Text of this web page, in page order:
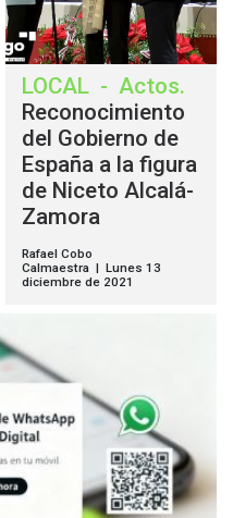
LOCAL - Actos.
Reconocimiento
del Gobierno de
España a la figura
de Niceto Alcalá-
Zamora
Rafael Cobo
Calmaestra | Lunes 13
diciembre de 2021